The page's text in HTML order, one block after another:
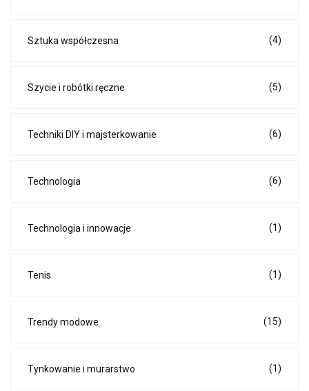
Sztuka współczesna (4)
Szycie i robótki ręczne (5)
Techniki DIY i majsterkowanie (6)
Technologia (6)
Technologia i innowacje (1)
Tenis (1)
Trendy modowe (15)
Tynkowanie i murarstwo (1)